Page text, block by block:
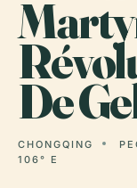
De
CHONGQING
106° E